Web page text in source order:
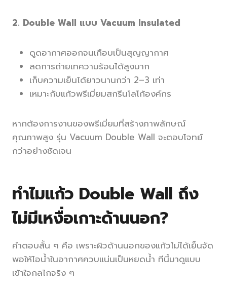
2. Double Wall แบบ Vacuum Insulated
ดูดอากาศออกจนเกือบเป็นสุญญากาศ
ลดการถ่ายเทความร้อนได้สูงมาก
เก็บความเย็นได้ยาวนานกว่า 2–3 เท่า
เหมาะกับแก้วพรีเมี่ยมสกรีนโลโก้องค์กร
หากต้องการงานของพรีเมี่ยมที่สร้างภาพลักษณ์
คุณภาพสูง รุ่น Vacuum Double Wall จะตอบโจทย์
กว่าอย่างชัดเจน
ทำไมแก้ว Double Wall ถึง
ไม่มีเหงื่อเกาะด้านนอก?
คำตอบสั้น ๆ คือ เพราะผิวด้านนอกของแก้วไม่ได้เย็นจัด
พอให้ไอน้ำในอากาศควบแน่นเป็นหยดน้ำ ทีนี้มาดูแบบ
เข้าใจกลไกจริง ๆ